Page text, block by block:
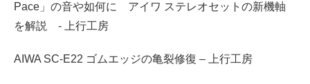
Pace」の音や如何に アイワ ステレオセットの新機軸
を解説 - 上行工房
AIWA SC-E22 ゴムエッジの亀裂修復 – 上行工房